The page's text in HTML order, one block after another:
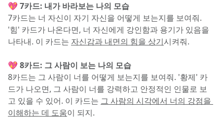
💖 7카드: 내가 바라보는 나의 모습
7카드는 너 자신이 자기 자신을 어떻게 보는지를 보여줘.
'힘' 카드가 나온다면, 너 자신에게 강인함과 용기가 있음을
나타내. 이 카드는 자신감과 내면의 힘을 상기시켜줘.
💖 8카드: 그 사람이 보는 나의 모습
8카드는 그 사람이 너를 어떻게 보는지를 보여줘. '황제' 카
드가 나오면, 그 사람이 너를 강력하고 안정적인 인물로 보
고 있을 수 있어. 이 카드는 그 사람의 시각에서 너의 강점을
이해하는 데 도움이 되지.